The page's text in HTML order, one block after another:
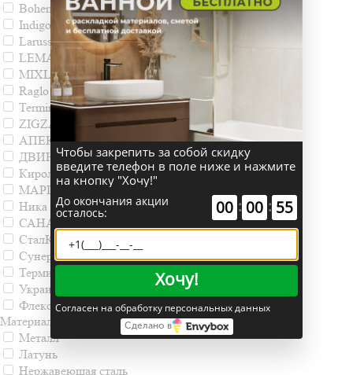
Boheme
Indigo
Larusso
LEMARK
MIXLINE
Raglo
Terminus
ZIGZAG
АПЕКС
ДВИН
Кироль
МАРГРОИД
Ника
САНАКС
СталКон
Сунержа
Терминус
Украина
Флекси-север
Материал
Металл
Латунь
Нержавеющая сталь
Чтобы закрепить за собой скидку
введите телефон в поле ниже и нажмите
на кнопку "Хочу!"
До окончания акции
осталось: 00 : 00 : 54
Хочу!
Согласен на обработку персональных данных
Сделано в